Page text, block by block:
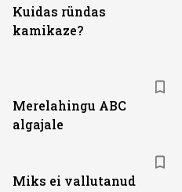
Kuidas ründas
kamikaze?
Merelahingu ABC
algajale
Miks ei vallutanud